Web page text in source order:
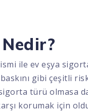
ile ev eşya
gibi çeşitli
türü olmasa da,
korumak için